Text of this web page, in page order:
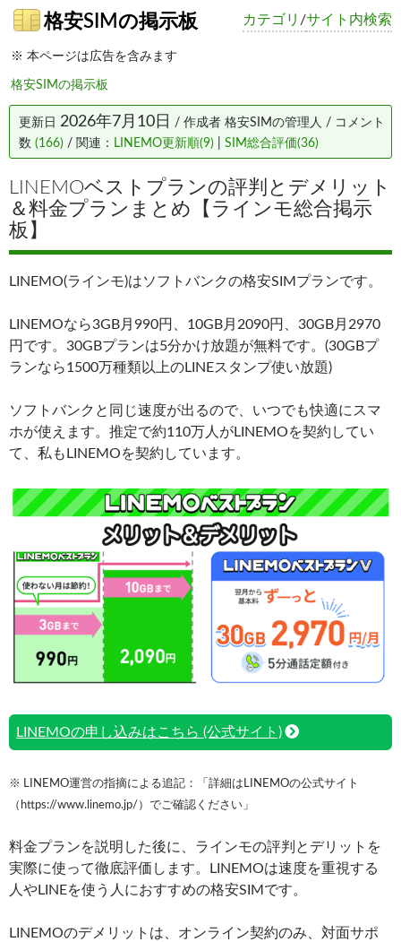
サイト内検索
カテゴリ /
格安SIMの掲示板
※ 本ページは広告を含みます
格安SIMの掲示板
更新日 2026年7月10日 / 作成者 格安SIMの管理人 / コメント
数 (166) / 関連： LINEMO更新順(9) SIM総合評価(36)
LINEMOベストプランの評判とデメリット
＆料金プランまとめ【ラインモ総合掲示
板】
LINEMO(ラインモ)はソフトバンクの格安SIMプランです。
LINEMOなら3GB月990円、10GB月2090円、30GB月2970
円です。30GBプランは5分かけ放題が無料です。(30GBプ
ランなら1500万種類以上のLINEスタンプ使い放題)
ソフトバンクと同じ速度が出るので、いつでも快適にスマ
ホが使えます。推定で約110万人がLINEMOを契約してい
て、私もLINEMOを契約しています。
LINEMOの申し込みはこちら (公式サイト)
※ LINEMO運営の指摘による追記：「詳細はLINEMOの公式サイト
（https://www.linemo.jp/）でご確認ください」
料金プランを説明した後に、ラインモの評判とデリットを
実際に使って徹底評価します。LINEMOは速度を重視する
人やLINEを使う人におすすめの格安SIMです。
LINEMOのデメリットは、オンライン契約のみ、対面サポ